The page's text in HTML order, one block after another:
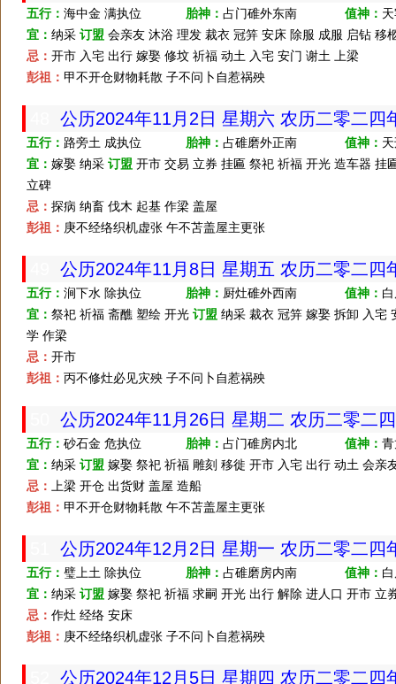
五行： 海中金 满执位 胎神： 占门碓外东南 值神：
宜： 纳采 订盟 会亲友 沐浴 理发 裁衣 冠笄 安床 除服 成服 启钻 移
忌： 开市 入宅 出行 嫁娶 修坟 祈福 动土 入宅 安门 谢土 上梁
彭祖： 甲不开仓财物耗散 子不问卜自惹祸殃
公历2024年11月2日 星期六 农历二零二
五行： 路旁土 成执位 胎神： 占碓磨外正南 值神：
宜： 嫁娶 纳采 订盟 开市 交易 立券 挂匾 祭祀 祈福 开光 造车器 挂
立碑
忌： 探病 纳畜 伐木 起基 作梁 盖屋
彭祖： 庚不经络织机虚张 午不苫盖屋主更张
公历2024年11月8日 星期五 农历二零二
五行： 涧下水 除执位 胎神： 厨灶碓外西南 值神：
宜： 祭祀 祈福 斋醮 塑绘 开光 订盟 纳采 裁衣 冠笄 嫁娶 拆卸 入宅
学 作梁
忌： 开市
彭祖： 丙不修灶必见灾殃 子不问卜自惹祸殃
公历2024年11月26日 星期二 农历二零二
五行： 砂石金 危执位 胎神： 占门碓房内北 值神：
宜： 纳采 订盟 嫁娶 祭祀 祈福 雕刻 移徙 开市 入宅 出行 动土 会
忌：
上梁 开仓 出货财 盖屋 造船
彭祖： 甲不开仓财物耗散 午不苫盖屋主更张
公历2024年12月2日 星期一 农历二零二
五行： 璧上土 除执位 胎神： 占碓磨房内南 值神：
宜： 纳采 订盟 嫁娶 祭祀 祈福 求嗣 开光 出行 解除 进人口 开市
忌： 作灶 经络 安床
彭祖： 庚不经络织机虚张 子不问卜自惹祸殃
公历2024年12月5日 星期四 农历二零二